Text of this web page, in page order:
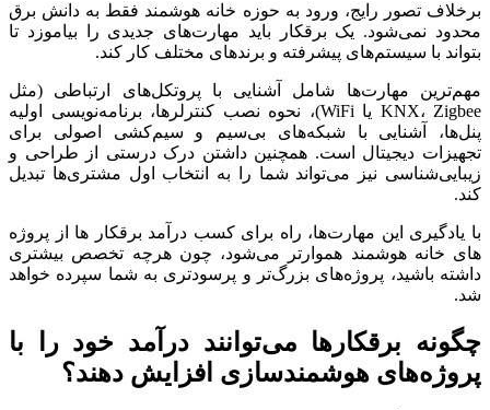
برخلافتصور رایج، ورود به حوزه خانه هوشمند فقط به دانش برق
محدود نمی‌شود. یک برقکار باید مهارت‌های جدیدی را بیاموزد تا
بتواند با سیستم‌های پیشرفته و برندهای مختلف کار کند.
مهم‌ترین مهارت‌ها شامل آشنایی با پروتکل‌های ارتباطی (مثل
KNX، Zigbee یا WiFi)، نحوه نصب کنترلرها، برنامه‌نویسی
اولیه
پنل‌ها،
آشنایی با شبکه‌های بی‌سیم و سیم‌کشی اصولی برای
تجهیزات دیجیتال است. همچنینداشتن درکدرستی از طراحی و
زیبایی‌شناسی نیز می‌تواند شما را به انتخاب اول مشتری‌ها تبدیل
کند.
با یادگیری این مهارت‌ها، راه برایکسب درآمد برقکار ها از پروژه
های خانههوشمند هموارتر می‌شود، چونهرچه تخصص بیشتری
داشته باشید، پروژه‌های بزرگ‌تر و پرسودتری به شما سپرده خواهد
شد.
چگونه برقکارها می‌توانند درآمد خودرا با
پروژه‌های هوشمندسازی افزایش دهند؟